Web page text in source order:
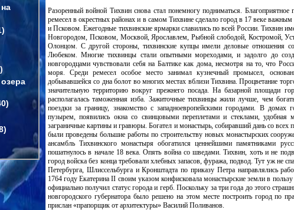
Разоренный войной Тихвин снова стал понемногу подниматься. Благоприятное
ремесел в окрестных районах и в самом Тихвине сделало город в 17 веке
и Псковом. Ежегодные тихвинские ярмарки славились по всей России. Тихвин
Новгородом, Псковом, Москвой, Ярославлем, Рыбной слободой, Костромой,
Олонцом. С другой стороны, тихвинские купцы имели деловые отношения
Любеком. Многие тихвинцы стали опытными мореходами, и задолго до
новгородцами чувствовали себя на Балтике как дома, несмотря на то, что
моря. Среди ремесел особое место занимал кузнечный промысел,
добывавшейся со дна болот во многих местах вблизи Тихвина. Процветание
значительную территорию вокруг прежнего посада. На базарной площади
располагалась таможенная изба. Зажиточные тихвинцы жили лучше, чем
поездки за границу, знакомство с западноевропейскими городами. В
пузырем, появились окна со свинцовыми переплетами и стеклами, удобная
заграничные картины и гравюры. Богател и монастырь, собиравший дань со
были проведены большие работы по строительству новых монастырских
ансамбль Тихвинского монастыря обогатился ценнейшими памятниками
пошатнулось в начале 18 века. Опять война со шведами. Тихвин, хоть и не
город войска без конца требовали хлебных запасов, фуража, подвод. Тут уж не
Петербурга, Шлиссельбурга и Кронштадта по приказу Петра направлялись
1764 году Екатерина II своим указом конфисковала монастырские земли в
официально получил статус города и герб. Поскольку за три года до этого
новгородского губернатора было решено на этом месте построить город по
прислан «прапорщик от архитектуры» Василий Поливанов.